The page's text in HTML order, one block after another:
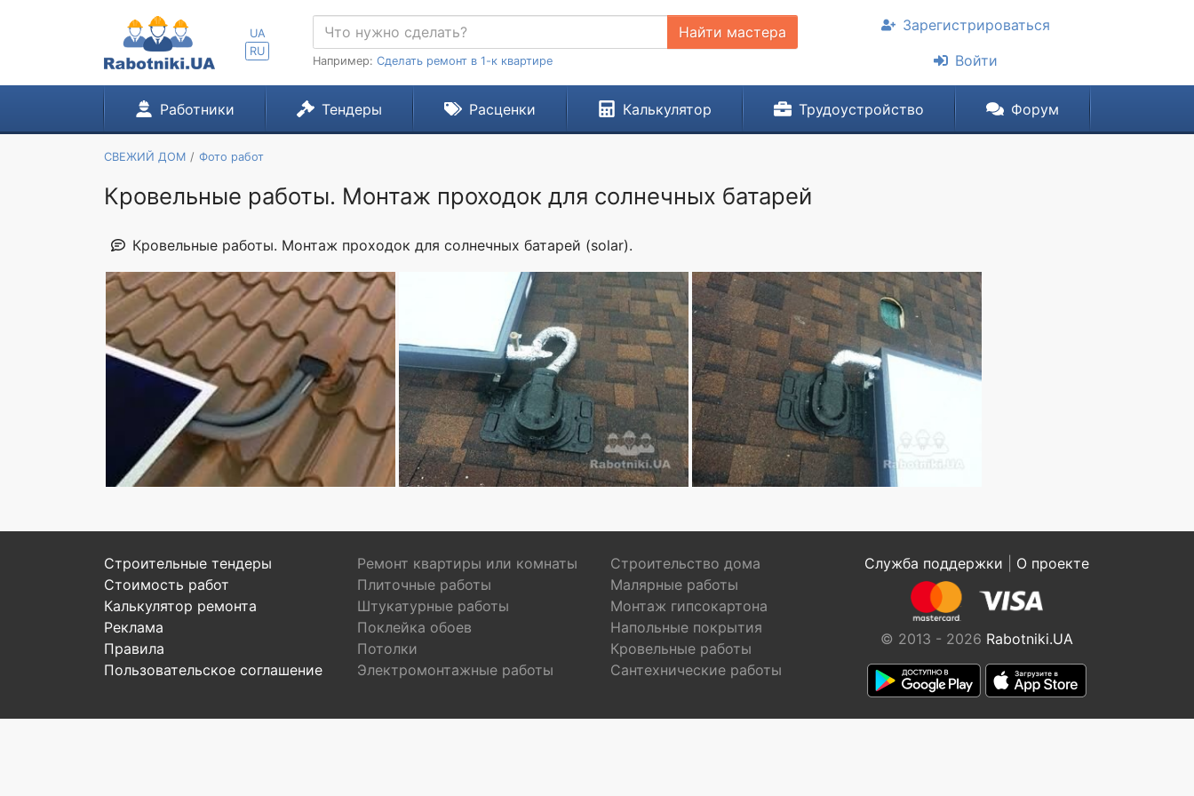
UA
RU
Найти мастера
Например: Сделать ремонт в 1-к квартире
Зарегистрироваться
Войти
Работники Тендеры Расценки Калькулятор Трудоустройство Форум
СВЕЖИЙ ДОМ Фото работ
Кровельные работы. Монтаж проходок для солнечных батарей
Кровельные работы. Монтаж проходок для солнечных батарей (solar).
Строительные тендеры
Стоимость работ
Калькулятор ремонта
Реклама
Правила
Пользовательское соглашение
Ремонт квартиры или комнаты
Строительство дома
Плиточные работы
Малярные работы
Штукатурные работы
Монтаж гипсокартона
Поклейка обоев
Напольные покрытия
Потолки
Кровельные работы
Электромонтажные работы
Сантехнические работы
Служба поддержки О проекте
© 2013 - 2026 Rabotniki.UA